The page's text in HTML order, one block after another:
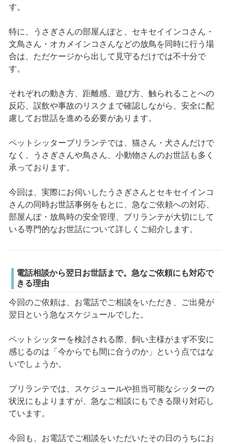
す。
特に、うさぎさんの部屋んぽと、セキセイインコさん・
文鳥さん・オカメインコさんなどの放鳥を同時に行う場
合は、ただケージから出して見守るだけでは不十分で
す。
それぞれの動き方、距離感、遊び方、触られることへの
反応、誤飲や事故のリスクまで確認しながら、安全に配
慮してお世話を進める必要があります。
ペットシッターブリランテでは、猫さん・犬さんだけで
なく、うさぎさんや鳥さん、小動物さんのお世話も多く
承っております。
今回は、実際にお伺いしたうさぎさんとセキセイインコ
さんの同時お世話事例をもとに、急なご依頼への対応、
部屋んぽ・放鳥時の安全管理、ブリランテが大切にして
いる専門的なお世話について詳しくご紹介します。
電話相談から翌日お世話まで。急なご依頼にも対応で
きる理由
今回のご依頼は、お電話でご相談をいただき、ご出発が
翌日という急なスケジュールでした。
ペットシッターを検討される際、飼い主様がまず不安に
感じるのは「今からでも間に合うのか」という点ではな
いでしょうか。
ブリランテでは、スケジュールや担当可能なシッターの
状況にもよりますが、急なご相談にもできる限り対応し
ています。
今回も、お電話でご相談をいただいたその日のうちにお